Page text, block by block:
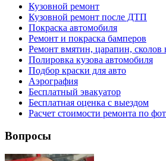
Кузовной ремонт
Кузовной ремонт после ДТП
Покраска автомобиля
Ремонт и покраска бамперов
Ремонт вмятин, царапин, сколов
Полировка кузова автомобиля
Подбор краски для авто
Аэрография
Бесплатный эвакуатор
Бесплатная оценка с выездом
Расчет стоимости ремонта по
Вопросы